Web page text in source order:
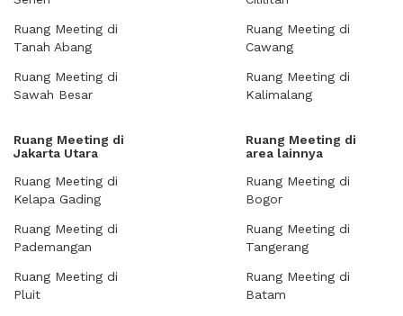
Ruang Meeting di
Tanah Abang
Ruang Meeting di
Sawah Besar
Ruang Meeting di
Cawang
Ruang Meeting di
Kalimalang
Ruang Meeting di
Jakarta Utara
Ruang Meeting di
Kelapa Gading
Ruang Meeting di
Pademangan
Ruang Meeting di
Pluit
Ruang Meeting di
area lainnya
Ruang Meeting di
Bogor
Ruang Meeting di
Tangerang
Ruang Meeting di
Batam